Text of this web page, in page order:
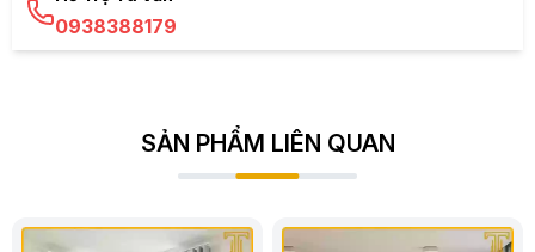
0938388179
SẢN PHẨM LIÊN QUAN